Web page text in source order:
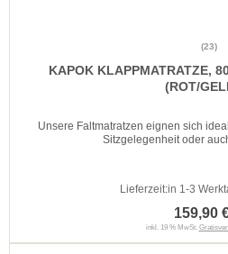
(23)
KAPOK KLAPPMATRATZE,
(ROT/
Unsere Faltmatratzen eignen sich
Sitzgelegenheit oder
Lieferzeit:in 1-3
159,90
inkl. 19 % MwSt.